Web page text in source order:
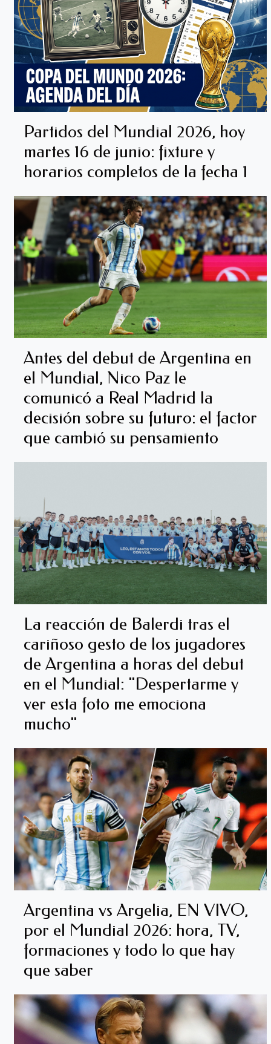
Partidos del Mundial 2026, hoy
martes 16 de junio: fixture y
horarios completos de la fecha 1
Antes del debut de Argentina en
el Mundial, Nico Paz le
comunicó a Real Madrid la
decisión sobre su futuro: el factor
que cambió su pensamiento
La reacción de Balerdi tras el
cariñoso gesto de los jugadores
de Argentina a horas del debut
en el Mundial: "Despertarme y
ver esta foto me emociona
mucho"
Argentina vs Argelia, EN VIVO,
por el Mundial 2026: hora, TV,
formaciones y todo lo que hay
que saber